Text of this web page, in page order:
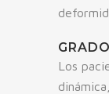
Los